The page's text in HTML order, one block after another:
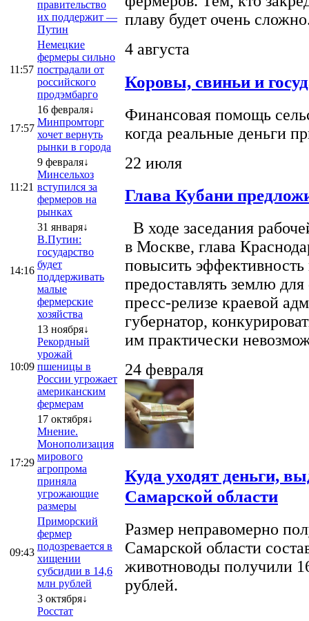
правительство
их поддержит —
Путин
11:57
Немецкие
фермеры сильно
пострадали от
российского
продэмбарго
17:57
16 февраля↓
Минпромторг
хочет вернуть
рынки в города
11:21
9 февраля↓
Минсельхоз
вступился за
фермеров на
рынках
14:16
31 января↓
В.Путин:
государство
будет
поддерживать
малые
фермерские
хозяйства
10:09
13 ноября↓
Рекордный
урожай
пшеницы в
России угрожает
американским
фермерам
17:29
17 октября↓
Мнение.
Монополизация
мирового
агропрома
приняла
угрожающие
размеры
09:43
Приморский
фермер
подозревается в
хищении
субсидии в 14,6
млн рублей
3 октября↓
Росстат
плаву будет очень
4 августа
Коровы, свиньи и
Финансовая помощь
когда реальные деньги
22 июля
Глава Кубани
В ходе заседания
в Москве, глава
повысить эффективность
предоставлять землю
пресс-релизе краевой
губернатор,
им практически
24 февраля
Куда уходят деньги,
Самарской области
Размер неправомерно
Самарской области
животноводы получили
рублей.